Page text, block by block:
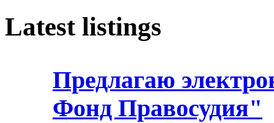
Latest listings
Предлагаю
Фонд Правосудия"